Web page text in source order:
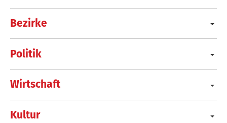
Bezirke
Politik
Wirtschaft
Kultur